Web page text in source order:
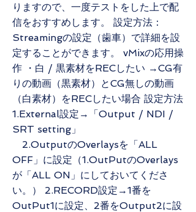
りますので、一度テストをした上で配
信をおすすめします。 設定方法：
Streamingの設定（歯車）で詳細を設
定することができます。 vMixの応用操
作 ・白 / 黒素材をRECしたい →CG有
りの動画（黒素材）とCG無しの動画
（白素材）をRECしたい場合 設定方法
1.External設定→「Output / NDI /
SRT setting」
2.OutputのOverlaysを「ALL
OFF」に設定（1.OutPutのOverlays
が「ALL ON」にしておいてくださ
い。） 2.RECORD設定→1番を
OutPut1に設定、2番をOutput2に設